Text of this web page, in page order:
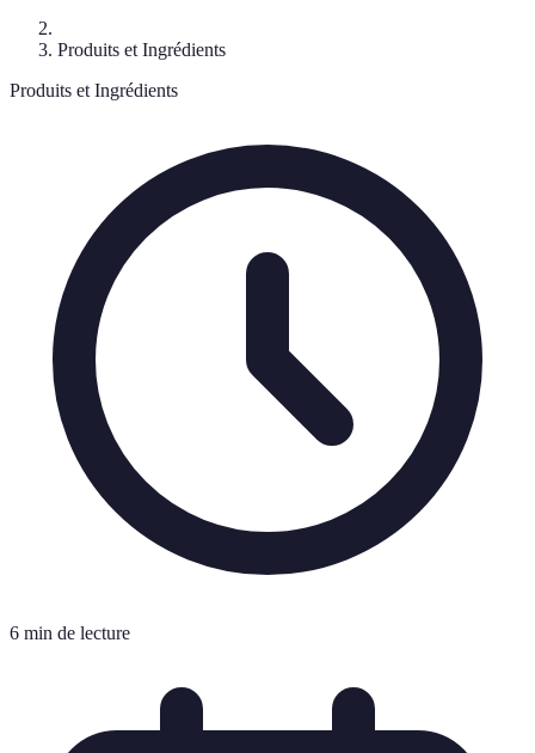
Produits et Ingrédients
Produits et Ingrédients
6 min de lecture